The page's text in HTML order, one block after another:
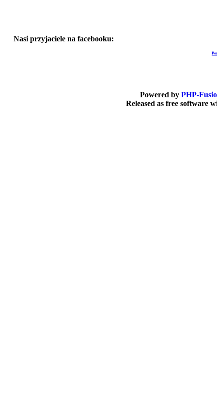
Nasi przyjaciele na facebooku:
Powered by PHP-
Released as free software